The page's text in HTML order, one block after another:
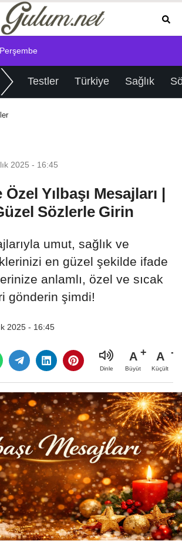
Testler Türkiye Sağlık
2025 - 16:45
Yılbaşı Mesajları |
Sözlerle Girin
umut, sağlık ve
en güzel şekilde ifade
anlamlı, özel ve sıcak
gönderin şimdi!
2025 - 16:45
Dinle
A
Büyüt
A
Küçült